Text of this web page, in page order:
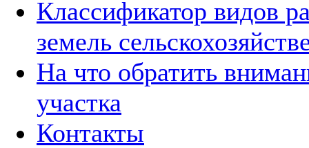
Классификатор видов
земель
На что обратить
участка
Контакты